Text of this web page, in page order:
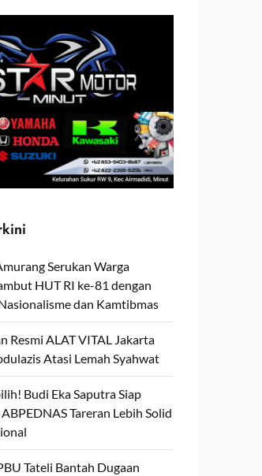
Serukan Warga
HUT RI ke-81 dengan
dan Kamtibmas
Resmi ALAT VITAL Jakarta
Atasi Lemah Syahwat
Budi Eka Saputra Siap
Tareran Lebih Solid
Tateli Bantah Dugaan